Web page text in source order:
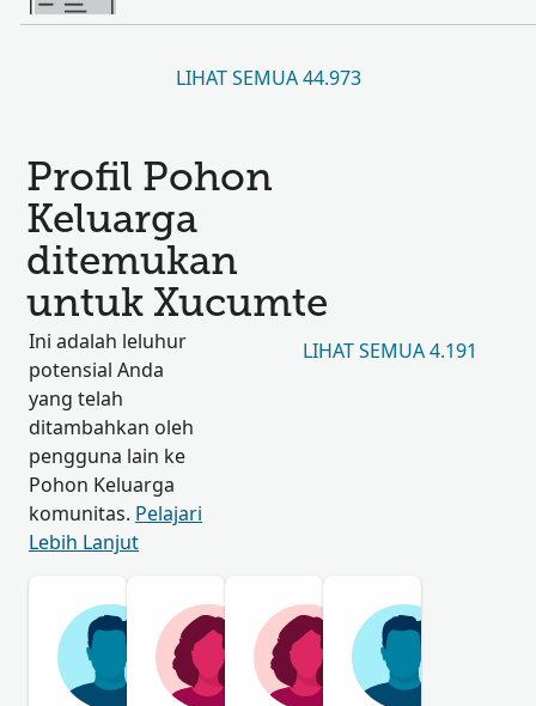
LIHAT SEMUA 44.973
Profil Pohon
Keluarga
ditemukan
untuk Xucumte
Ini adalah leluhur
potensial Anda
yang telah
ditambahkan oleh
pengguna lain ke
Pohon Keluarga
komunitas. Pelajari
Lebih Lanjut
LIHAT SEMUA 4.191